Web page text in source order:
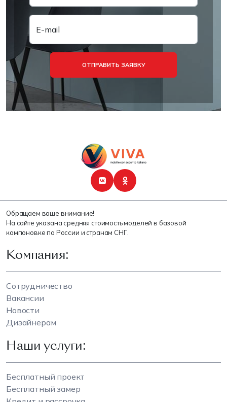
E-mail
ОТПРАВИТЬ ЗАЯВКУ
Обращаем ваше внимание!
На сайте указана средняя стоимость моделей в базовой
компоновке по России и странам СНГ.
Компания:
Сотрудничество
Вакансии
Новости
Дизайнерам
Наши услуги:
Бесплатный проект
Бесплатный замер